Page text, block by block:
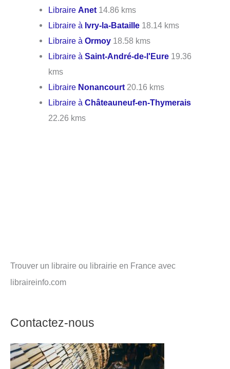
LibraireAnet 14.86 kms
Libraire à Ivry-la-Bataille 18.14 kms
Libraire àOrmoy 18.58 kms
Libraire àSaint-André-de-l'Eure 19.36
kms
Libraire Nonancourt 20.16 kms
Libraire àChâteauneuf-en-Thymerais
22.26 kms
Trouver un libraire ou librairie en France avec
libraireinfo.com
Contactez-nous